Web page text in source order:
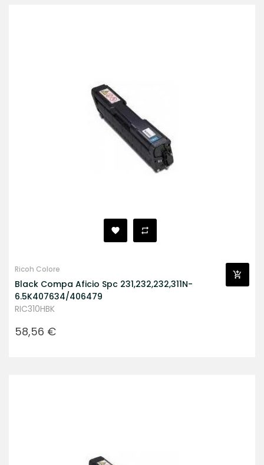
Ricoh Colore
Black Compa Aficio Spc 231,232,232,311N-
6.5K407634/406479
RIC310HBK
Prezzo
58,56 €